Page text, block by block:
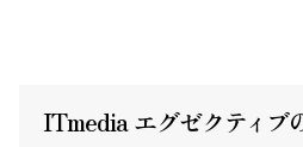
ITmedia エグゼクティ ブ